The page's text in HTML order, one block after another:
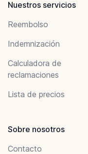
Nuestros servicios
Reembolso
Indemnización
Calculadora de
reclamaciones
Lista de precios
Sobre nosotros
Contacto